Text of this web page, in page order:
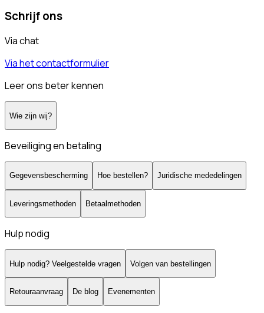
Schrijf ons
Via chat
Via het contactformulier
Leer ons beter kennen
Wie zijn wij?
Beveiliging en betaling
Gegevensbescherming Hoe bestellen? Juridische mededelingen
Leveringsmethoden Betaalmethoden
Hulp nodig
Hulp nodig? Veelgestelde vragen Volgen van bestellingen
Retouraanvraag De blog Evenementen